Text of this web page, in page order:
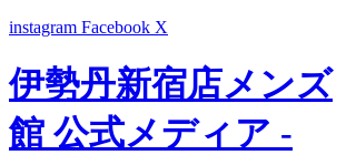
instagram Facebook X
伊勢丹新宿店メンズ
館 公式メディア -